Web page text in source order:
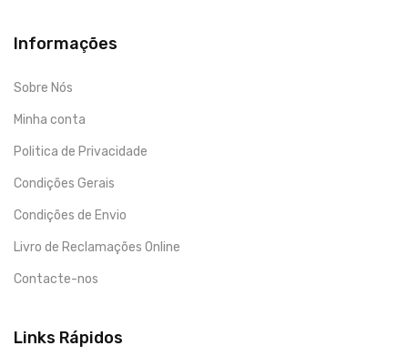
Informações
Sobre Nós
Minha conta
Politica de Privacidade
Condições Gerais
Condições de Envio
Livro de Reclamações Online
Contacte-nos
Links Rápidos